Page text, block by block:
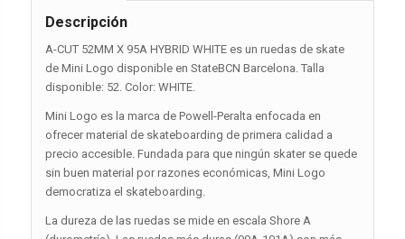
Descripción
A-CUT 52MM X 95A HYBRID WHITE es un ruedas de skate
de Mini Logo disponible en StateBCN Barcelona. Talla
disponible: 52. Color: WHITE.
Mini Logo es la marca de Powell-Peralta enfocada en
ofrecer material de skateboarding de primera calidad a
precio accesible. Fundada para que ningún skater se quede
sin buen material por razones económicas, Mini Logo
democratiza el skateboarding.
La dureza de las ruedas se mide en escala Shore A